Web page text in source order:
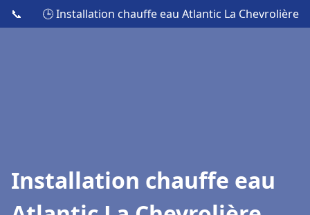
📞 🕒 Installation chauffe eau Atlantic La Chevrolière
Installation chauffe eau